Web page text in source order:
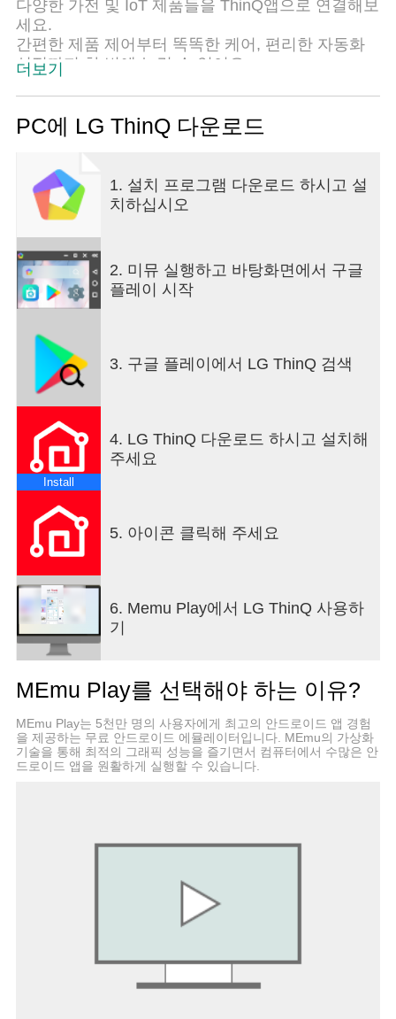
다양한 가전 및 IoT 제품들을 ThinQ앱으로 연결해보
세요.
간편한 제품 제어부터 똑똑한 케어, 편리한 자동화
설정까지 한 번에 누릴 수 있어요.
- 언제 어디서나 앱으로 IoT 가전 제품을 컨트롤 할
수 있어요.
방안을 추천받아요.
- 'ThinQ 활용하기'에서 앱의 기능을 더 잘 사용하는
방법을 알아보세요.
■ ThinQ Play에서 제품과 공간을 업그레이드 해보
세요.
- LG ThinQ ON(생성형 AI 홈 허브)에서 사용할 수
있는 다양한 앱을 다운로드할 수 있어요.
편리하게 사용할 수 있어요.
- 나의 라이프스타일과 취향에 맞게 제품을 업그레
이드 할 수 있어요.
■ 쓸수록 새로워지는 UP가전을 만날 수 있어요.
있어요.
- 세탁기와 건조기, 스타일러, 식기세척기에 내가 원
하는 새로운 코스를 다운받을 수 있어요.
■ 생활 습관에 맞는 가전 사용 방식을 스마트 루틴으
로 만들어요.
- 영화를 볼 때 집중할 수 있도록 알아서 조명을 조절
해 주고, 커튼을 닫아줘요.
지를 절약해요.
■ 에너지 사용 데이터를 한 눈에 분석해요.
- ‘에너지 모니터링’으로 우리집과 이웃집 전력 사용
량을 비교할 수 있어요.
사용 현황에 대한 푸시 알림도 받을 수 있어요.
- 제품 케어 서비스를 한 곳에서 받을 수 있어요.
■ 진단부터 서비스 접수까지 앱에서 해결하세요.
- '스마트 진단' 기능으로 제품 상태를 살펴볼 수 있어
요.
맞게 가전 궁금증을 해결해드려요.
■ LG 가전제품의 매뉴얼을 한곳에 모아서 편리하게
한 콘텐츠를 제공받을 수 있어요.
더보기
PC에 LG ThinQ 다운로드
1. 설치 프로그램 다운로드 하시고 설
치하십시오
2. 미뮤 실행하고 바탕화면에서 구글
플레이 시작
3. 구글 플레이에서 LG ThinQ 검색
Install
4. LG ThinQ 다운로드 하시고 설치해
주세요
5. 아이콘 클릭해 주세요
6. Memu Play에서 LG ThinQ 사용하
기
MEmu Play를 선택해야 하는 이유?
MEmu Play는 5천만 명의 사용자에게 최고의 안드로이드 앱 경험
을 제공하는 무료 안드로이드 에뮬레이터입니다. MEmu의 가상화
기술을 통해 최적의 그래픽 성능을 즐기면서 컴퓨터에서 수많은 안
드로이드 앱을 원활하게 실행할 수 있습니다.